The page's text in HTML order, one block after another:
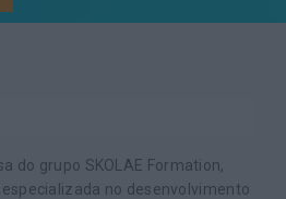
do grupo SKOLAE Formation,
no desenvolvimento